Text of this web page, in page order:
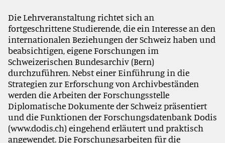
Die Lehrveranstaltung richtet sich an
fortgeschrittene Studierende, die ein Interesse an den
internationalen Beziehungen der Schweiz haben und
beabsichtigen, eigene Forschungen im
Schweizerischen Bundesarchiv (Bern)
durchzuführen. Nebst einer Einführung in die
Strategien zur Erforschung von Archivbeständen
werden die Arbeiten der Forschungsstelle
Diplomatische Dokumente der Schweiz präsentiert
und die Funktionen der Forschungsdatenbank Dodis
(www.dodis.ch) eingehend erläutert und praktisch
angewendet. Die Forschungsarbeiten für die